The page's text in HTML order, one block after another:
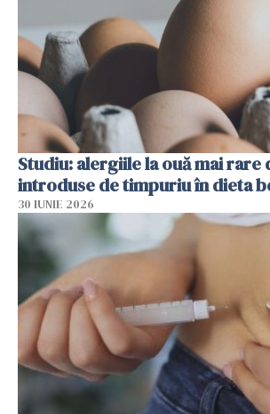
Studiu: alergiile la ouă mai rare
introduse de timpuriu în dieta
30 IUNIE 2026